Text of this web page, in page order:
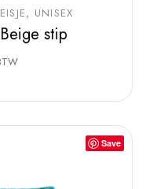
UNISEX
stip
Save